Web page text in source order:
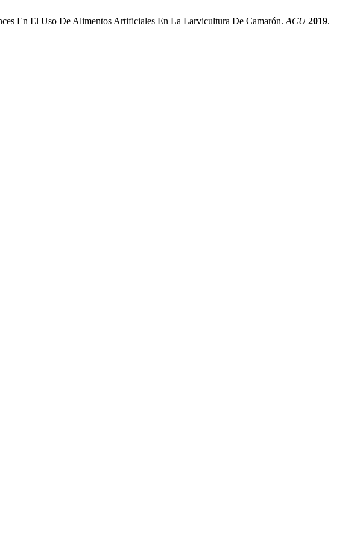
En El Uso De Alimentos Artificiales En La Larvicultura De Camarón. ACU 2019.